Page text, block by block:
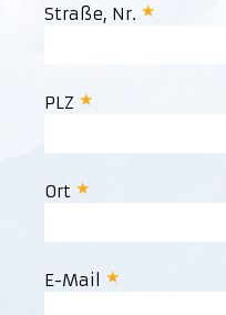
Straße, Nr.
PLZ
Ort
E-Mail